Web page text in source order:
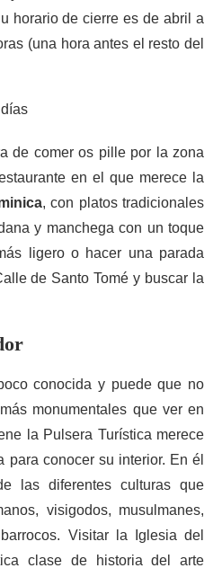
horario de cierre es de abril a
(una hora antes el resto del
de comer os pille por la zona
en el que merece la
, con platos tradicionales
y manchega con un toque
ligero o hacer una parada
de Santo Tomé y buscar la
conocida y puede que no
monumentales que ver en
la Pulsera Turística merece
para conocer su interior. En él
las diferentes culturas que
visigodos, musulmanes,
Visitar la Iglesia del
clase de historia del arte